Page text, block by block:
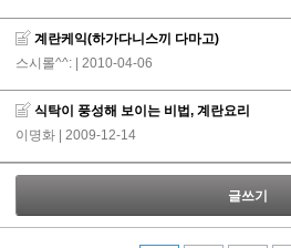
계란케익(하가다니스끼 다마고)
스시롤^^:
| 2010-04-06
식탁이 풍성해 보이는 비법, 계란요리
이명화
| 2009-12-14
글쓰기